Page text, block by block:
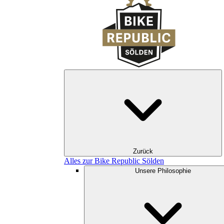
Zurück
Alles zur Bike Republic Sölden
Unsere Philosophie